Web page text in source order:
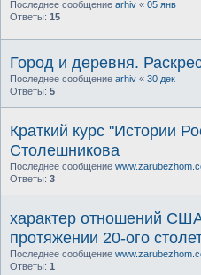
Последнее сообщение arhiv « 05 янв
Ответы: 15
Город и деревня.
Последнее сообщение arhiv « 30 дек
Ответы: 5
Краткий курс "Истории
Столешникова
Последнее сообщение
Ответы: 3
характер отношений
протяжении 20-ого
Последнее сообщение
Ответы: 1